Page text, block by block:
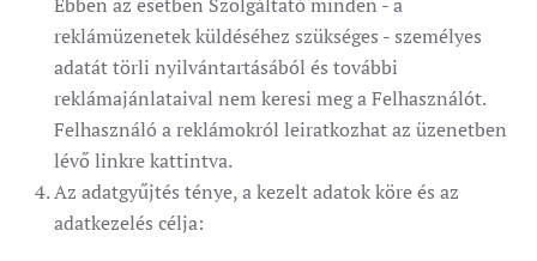
reklámüzenetek küldéséhez szükséges - személyes
adatát törli nyilvántartásából és további
reklámajánlataival nem keresi meg a Felhasználót.
Felhasználó a reklámokról leiratkozhat az üzenetben
lévő linkre kattintva.
Az adatgyűjtés ténye, a kezelt adatok köre és az
adatkezelés célja: